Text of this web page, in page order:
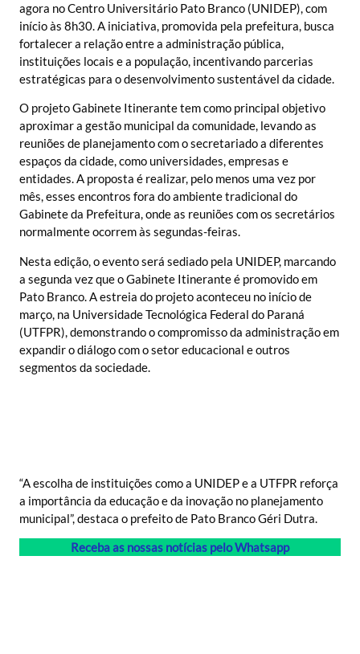
agora no Centro Universitário Pato Branco (UNIDEP), com
início às 8h30. A iniciativa, promovida pela prefeitura, busca
fortalecer a relação entre a administração pública,
instituições locais e a população, incentivando parcerias
estratégicas para o desenvolvimento sustentável da cidade.
O projeto Gabinete Itinerante tem como principal objetivo
aproximar a gestão municipal da comunidade, levando as
reuniões de planejamento com o secretariado a diferentes
espaços da cidade, como universidades, empresas e
entidades. A proposta é realizar, pelo menos uma vez por
mês, esses encontros fora do ambiente tradicional do
Gabinete da Prefeitura, onde as reuniões com os secretários
normalmente ocorrem às segundas-feiras.
Nesta edição, o evento será sediado pela UNIDEP, marcando
a segunda vez que o Gabinete Itinerante é promovido em
Pato Branco. A estreia do projeto aconteceu no início de
março, na Universidade Tecnológica Federal do Paraná
(UTFPR), demonstrando o compromisso da administração em
expandir o diálogo com o setor educacional e outros
segmentos da sociedade.
“A escolha de instituições como a UNIDEP e a UTFPR reforça
a importância da educação e da inovação no planejamento
municipal”, destaca o prefeito de Pato Branco Géri Dutra.
Receba as nossas notícias pelo Whatsapp